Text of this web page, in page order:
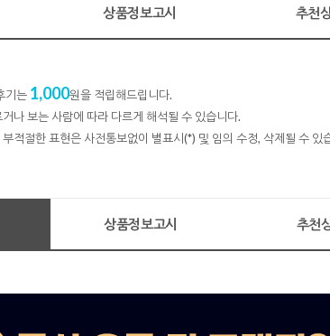
상품정보고시 추천
기는 1,000원을 적립해드립니다.
나 보는 사람에 따라 다르게 해석될 수 있습니다.
적절한 표현은 사전통보없이 별표시(*) 및 임의 수정, 삭제될 수 있
상품정보고시 추천